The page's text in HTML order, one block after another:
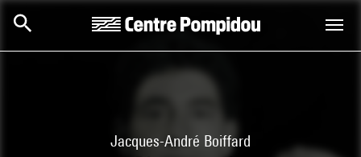
Jacques-André Boiffard